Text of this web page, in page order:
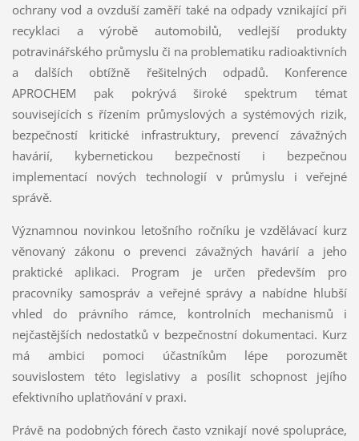
ochrany vod a ovzduší zaměří také na odpady vznikající při
recyklaci a výrobě automobilů, vedlejší produkty
potravinářského průmyslu či na problematiku radioaktivních
a dalších obtížně řešitelných odpadů. Konference
APROCHEM pak pokrývá široké spektrum témat
souvisejících s řízením průmyslových a systémových rizik,
bezpečností kritické infrastruktury, prevencí závažných
havárií, kybernetickou bezpečností i bezpečnou
implementací nových technologií v průmyslu i veřejné
správě.
Významnou novinkou letošního ročníku je vzdělávací kurz
věnovaný zákonu o prevenci závažných havárií a jeho
praktické aplikaci. Program je určen především pro
pracovníky samospráv a veřejné správy a nabídne hlubší
vhled do právního rámce, kontrolních mechanismů i
nejčastějších nedostatků v bezpečnostní dokumentaci. Kurz
má ambici pomoci účastníkům lépe porozumět
souvislostem této legislativy a posílit schopnost jejího
efektivního uplatňování v praxi.
Právě na podobných fórech často vznikají nové spolupráce,